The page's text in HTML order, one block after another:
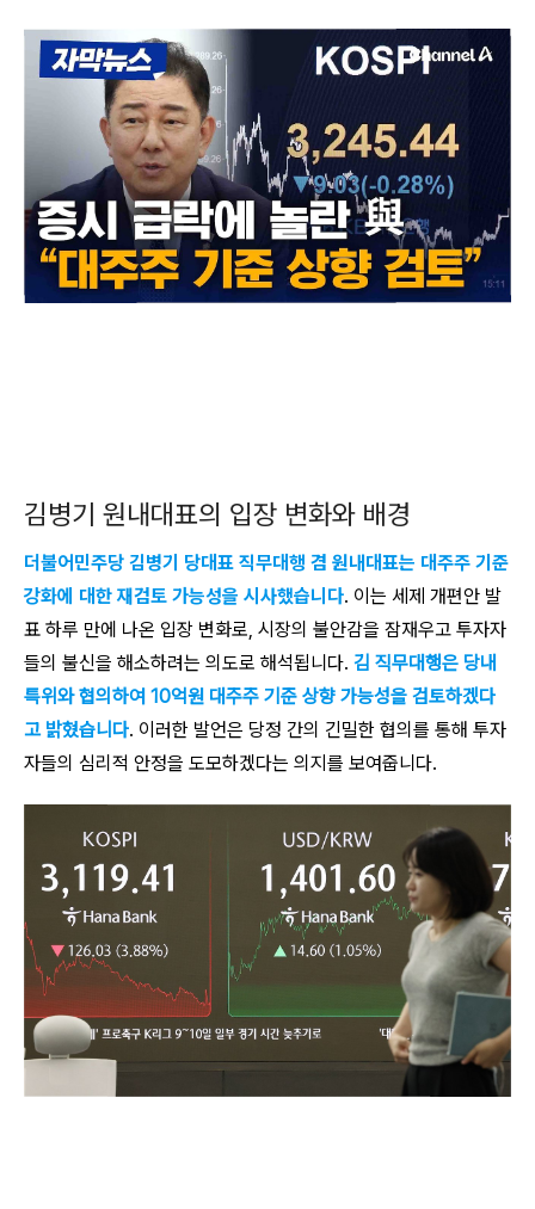
김병기 원내대표의 입장 변화와 배경
더불어민주당 김병기 당대표 직무대행 겸 원내대표는 대주주 기준
강화에 대한 재검토 가능성을 시사했습니다. 이는 세제 개편안 발
표 하루 만에 나온 입장 변화로, 시장의 불안감을 잠재우고 투자자
들의 불신을 해소하려는 의도로 해석됩니다. 김 직무대행은 당내
특위와 협의하여 10억원 대주주 기준 상향 가능성을 검토하겠다
고 밝혔습니다. 이러한 발언은 당정 간의 긴밀한 협의를 통해 투자
자들의 심리적 안정을 도모하겠다는 의지를 보여줍니다.